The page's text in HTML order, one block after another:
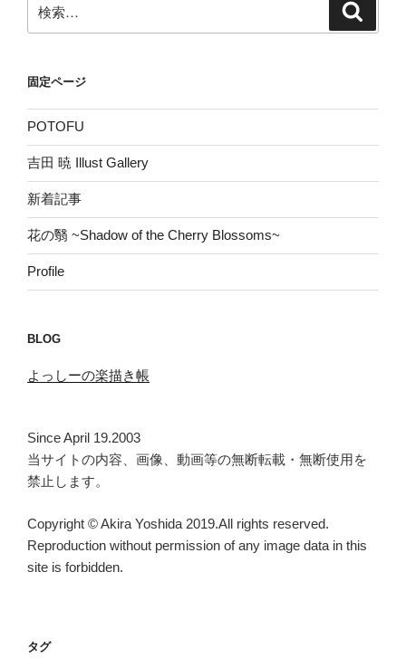
索:
固定ページ
POTOFU
吉田 暁 Illust Gallery
新着記事
花の翳 ~Shadow of the Cherry Blossoms~
Profile
BLOG
よっしーの楽描き帳
Since April 19.2003
当サイトの内容、画像、動画等の無断転載・無断使用を
禁止します。
Copyright © Akira Yoshida 2019.All rights reserved.
Reproduction without permission of any image data in this
site is forbidden.
タグ